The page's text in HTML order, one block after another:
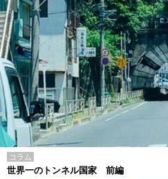
コラム
世界一のトンネル国家 前編